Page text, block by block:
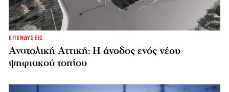
ΕΠΕΝΔΥΣΕΙΣ
Ανατολική Αττική: Η άνοδος ενός νέου
ψηφιακού τοπίου